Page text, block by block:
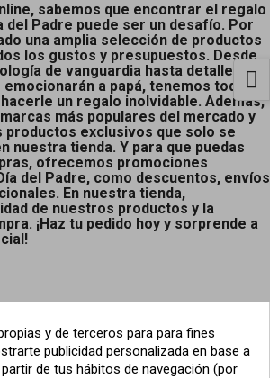
sabemos que encontrar el regalo
del Padre puede ser un desafío. Por
una amplia selección de productos
los gustos y presupuestos. Desde
de vanguardia hasta detalles
a papá, tenemos todo lo
un regalo inolvidable. Además,
más populares del mercado y
exclusivos que solo se
nuestra tienda. Y para que puedas
ofrecemos promociones
del Padre, como descuentos, envíos
En nuestra tienda,
de nuestros productos y la
¡Haz tu pedido hoy y sorprende a
y de terceros para para fines
publicidad personalizada en base a
de tus hábitos de navegación (por